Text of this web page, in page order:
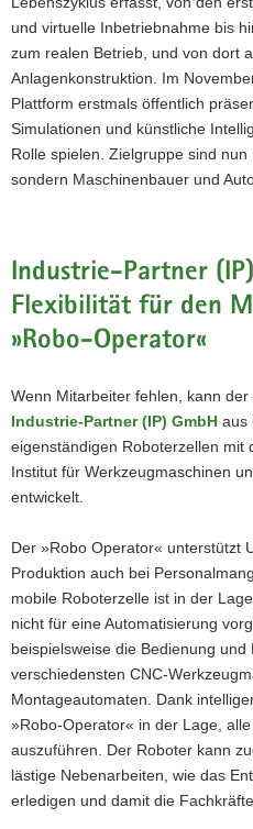
und virtuelle Inbetriebnahme bis
zum realen Betrieb, und von dort
Anlagenkonstruktion. Im
Plattform erstmals öffentlich
Simulationen und künstliche
Rolle spielen. Zielgruppe sind
sondern Maschinenbauer und
Industrie-Partner
Flexibilität für den
»Robo-Operator«
Wenn Mitarbeiter fehlen, kann
Industrie-Partner (IP) GmbH aus
eigenständigen Roboterzellen mit
Institut für Werkzeugmaschinen
entwickelt.
Der »Robo Operator« unterstützt
Produktion auch bei
mobile Roboterzelle ist in der
nicht für eine Automatisierung
beispielsweise die Bedienung
verschiedensten CNC-
Montageautomaten. Dank
»Robo-Operator« in der Lage,
auszuführen. Der Roboter kann
lästige Nebenarbeiten, wie das
erledigen und damit die